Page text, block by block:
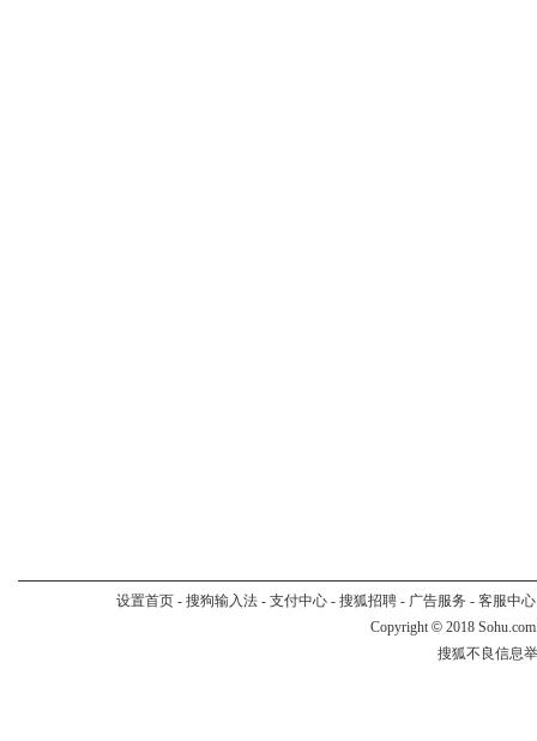
设置首页- 搜狗输入法- 支付中心- 搜狐招聘- 广告服务 - 客服中心
Copyright © 2018
搜狐不良信息